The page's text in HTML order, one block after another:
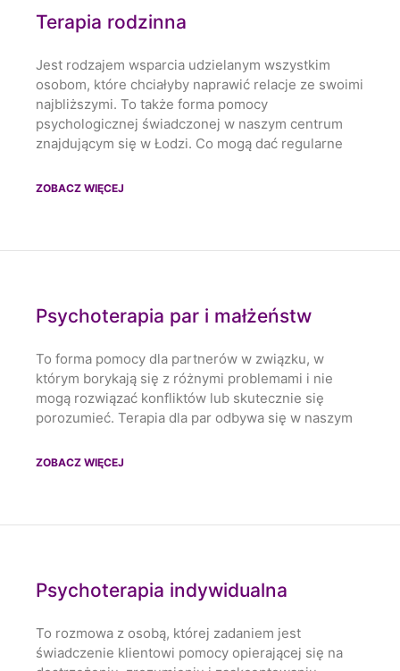
Terapia rodzinna
Jest rodzajem wsparcia udzielanym wszystkim
osobom, które chciałyby naprawić relacje ze swoimi
najbliższymi. To także forma pomocy
psychologicznej świadczonej w naszym centrum
znajdującym się w Łodzi. Co mogą dać regularne
ZOBACZ WIĘCEJ
Psychoterapia par i małżeństw
To forma pomocy dla partnerów w związku, w
którym borykają się z różnymi problemami i nie
mogą rozwiązać konfliktów lub skutecznie się
porozumieć. Terapia dla par odbywa się w naszym
ZOBACZ WIĘCEJ
Psychoterapia indywidualna
To rozmowa z osobą, której zadaniem jest
świadczenie klientowi pomocy opierającej się na